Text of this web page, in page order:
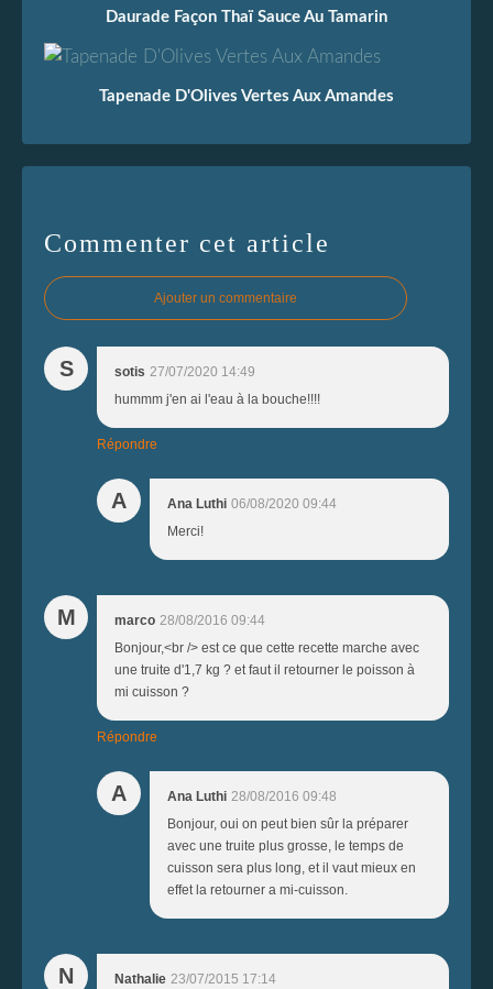
Daurade Façon Thaï Sauce Au Tamarin
Tapenade D'Olives Vertes Aux Amandes
Commenter cet article
Ajouter un commentaire
S sotis 27/07/2020 14:49
hummm j'en ai l'eau à la bouche!!!!
Répondre
A Ana Luthi 06/08/2020 09:44
Merci!
M marco 28/08/2016 09:44
Bonjour,<br /> est ce que cette recette marche avec
une truite d'1,7 kg ? et faut il retourner le poisson à
mi cuisson ?
Répondre
A Ana Luthi 28/08/2016 09:48
Bonjour, oui on peut bien sûr la préparer
avec une truite plus grosse, le temps de
cuisson sera plus long, et il vaut mieux en
effet la retourner a mi-cuisson.
N Nathalie 23/07/2015 17:14